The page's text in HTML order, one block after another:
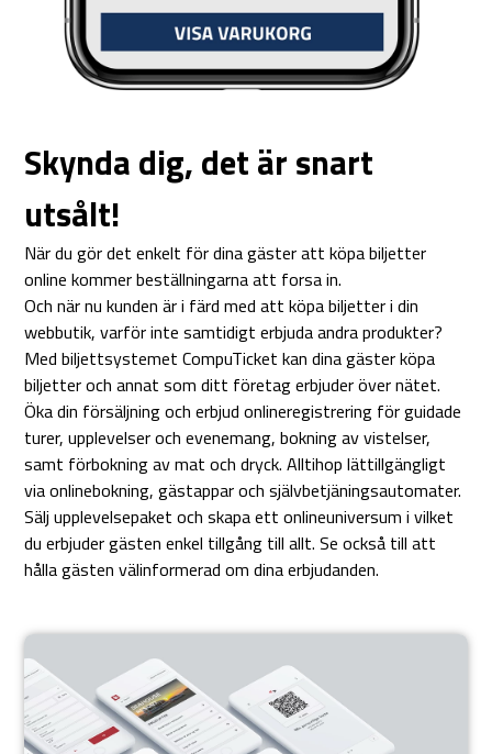
Skynda dig, det är snart
utsålt!
När du gör det enkelt för dina gäster att köpa biljetter
online kommer beställningarna att forsa in.
Och när nu kunden är i färd med att köpa biljetter i din
webbutik, varför inte samtidigt erbjuda andra produkter?
Med biljettsystemet CompuTicket kan dina gäster köpa
biljetter och annat som ditt företag erbjuder över nätet.
Öka din försäljning och erbjud onlineregistrering för guidade
turer, upplevelser och evenemang, bokning av vistelser,
samt förbokning av mat och dryck. Alltihop lättillgängligt
via onlinebokning, gästappar och självbetjäningsautomater.
Sälj upplevelsepaket och skapa ett onlineuniversum i vilket
du erbjuder gästen enkel tillgång till allt. Se också till att
hålla gästen välinformerad om dina erbjudanden.